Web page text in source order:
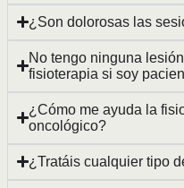
¿Son dolorosas las
No tengo ninguna
fisioterapia si soy
¿Cómo me ayuda la
oncológico?
¿Tratáis cualquier tipo